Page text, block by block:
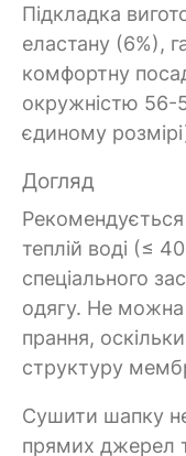
Підкладка
еластану (6%),
комфортну
окружністю 56-
єдиному
Догляд
теплій воді (≤
спеціального
одягу. Не можна
прання,
структуру
Сушити шапку
прямих джерел